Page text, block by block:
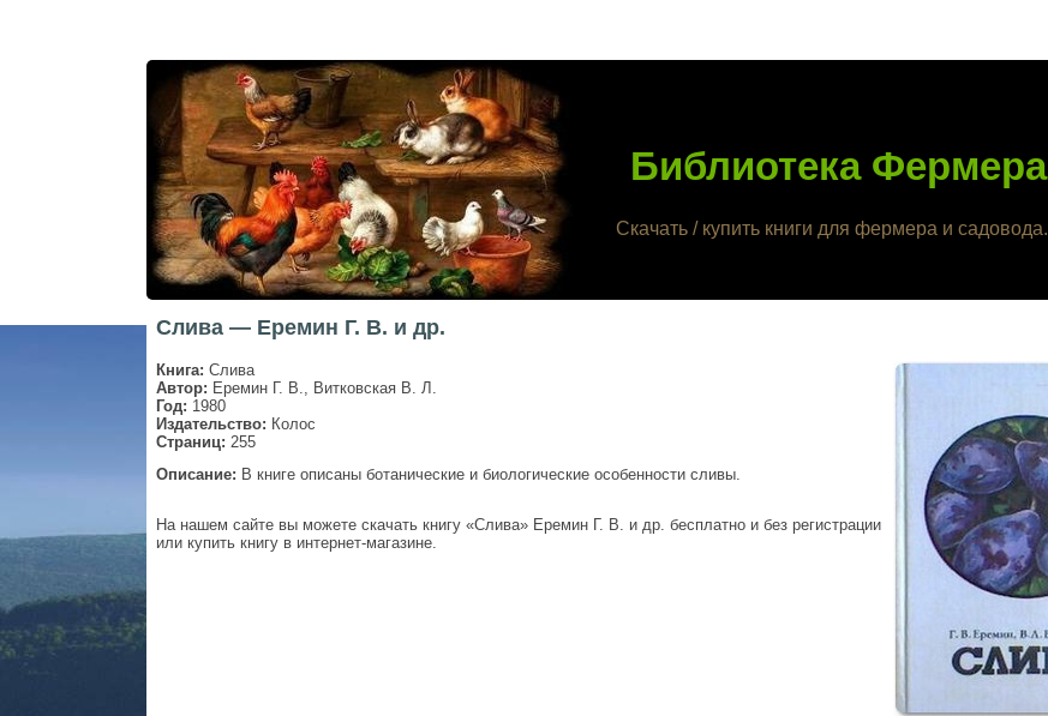
Библиотека Фермера
Скачать / купить книги для фермера и садовода.
Слива — Еремин Г. В. и др.
Книга: Слива
Автор: Еремин Г. В., Витковская В. Л.
Год: 1980
Издательство: Колос
Страниц: 255
Описание: В книге описаны ботанические и биологические особенности сливы.
На нашем сайте вы можете скачать книгу «Слива» Еремин Г. В. и др. бесплатно и без регистрации
или купить книгу в интернет-магазине.